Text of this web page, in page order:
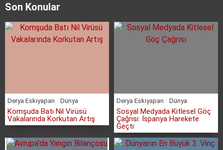
Son Konular
Derya Eskiyapan Dünya
Komşuda Batı Nil Virüsü
Vakalarında Korkutan Artış
Derya Eskiyapan Dünya
Sosyal Medyada Kitlesel Göç
Çağrısı: İspanya Harekete
Geçti